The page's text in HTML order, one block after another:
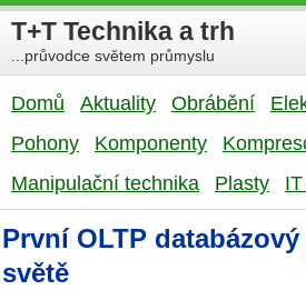
T+T Technika a trh
...průvodce světem průmyslu
Domů Aktuality Obrábění
Pohony
Komponenty
Manipulační technika
Plasty
První OLTP
světě